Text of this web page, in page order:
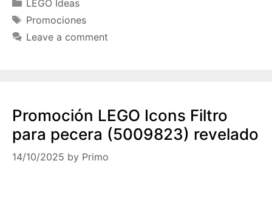
LEGO Ideas
Tags
Promociones
Leave a comment
Promoción LEGO Icons Filtro
para pecera (5009823) revelado
14/10/2025 by Primo